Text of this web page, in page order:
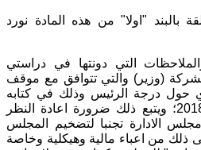
بالبند "اولا" من هذه المادة نورد
التي دونتها في دراستي
(وزير) والتي تتوافق مع موقف
حول درجة الرئيس وذلك في كتابه
رقم 1/1/3/9055 في 2/ايار/2018؛ ويتبع ذلك ضرورة اعادة النظر
الادارة تجنبا لتضخيم المجلس
ذلك من اعباء مالية وهيكلية وخاصة